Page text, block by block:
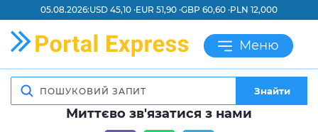
05.08.2026:USD 45,10 ·EUR 51,90 ·GBP 60,60 ·PLN 12,000
Меню
Знайти
Миттєво зв'язатися з нами